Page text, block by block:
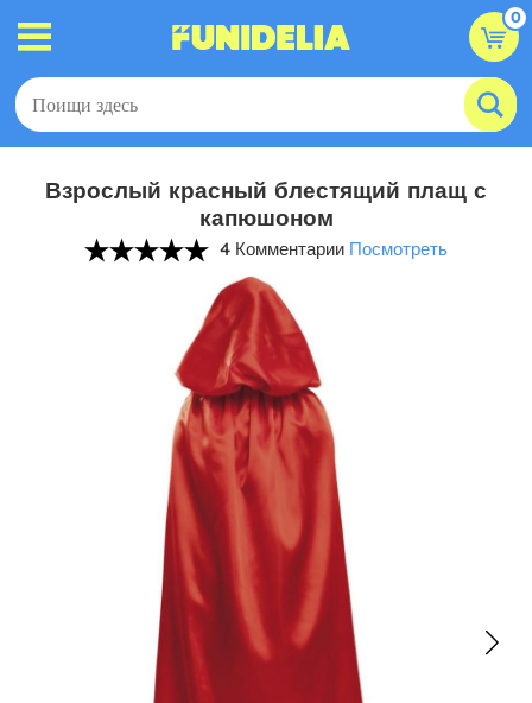
0
Взрослый красный блестящий плащ с
капюшоном
4 Комментарии Посмотреть